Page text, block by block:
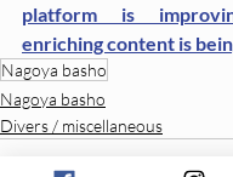
platform is
enriching content is
Nagoya basho
Nagoya basho
Divers / miscellaneous